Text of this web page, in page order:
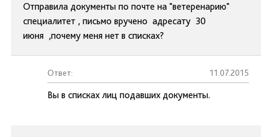
Отправила документы по почте на "ветеренарию"
специалитет , письмо вручено адресату 30
июня ,почему меня нет в списках?
Ответ: 11.07.2015
Вы в списках лиц подавших документы.